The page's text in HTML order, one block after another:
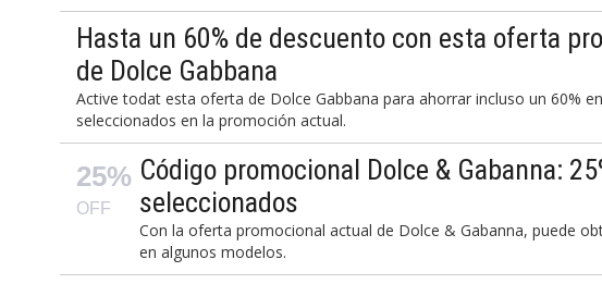
Hasta un 60% de descuento con esta oferta
de Dolce Gabbana
Active todat esta oferta de Dolce Gabbana para ahorrar incluso un 60%
seleccionados en la promoción actual.
25%
OFF
Código promocional Dolce & Gabanna:
seleccionados
Con la oferta promocional actual de Dolce & Gabanna, puede
en algunos modelos.